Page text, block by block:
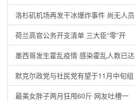
洛杉矶机场再发干冰爆炸事件 尚无人员
荷兰高官公务开支清单 三大臣“零”开
墨西哥发生霍乱疫情 感染霍乱人数已达
默克尔政党与社民党有望于11月中旬组
最美女胖子两月狂甩60斤 网友吐槽一